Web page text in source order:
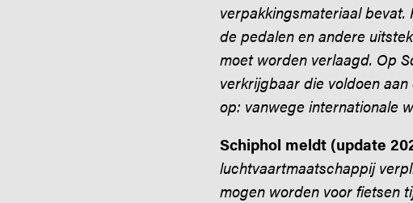
verpakkingsmateriaal
de pedalen en andere
moet worden verlaagd. Op
verkrijgbaar die voldoen
op: vanwege internationale
Schiphol meldt (update
luchtvaartmaatschappij
mogen worden voor fietsen